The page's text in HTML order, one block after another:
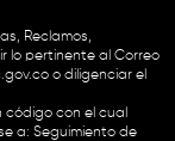
Reclamos,
lo pertinente al Correo
o diligenciar el
con el cual
a: Seguimiento de